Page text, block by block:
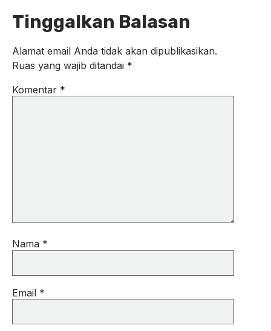
Tinggalkan Balasan
Alamat email Anda tidak akan dipublikasikan.
Ruas yang wajib ditandai *
Komentar *
Nama *
Email *